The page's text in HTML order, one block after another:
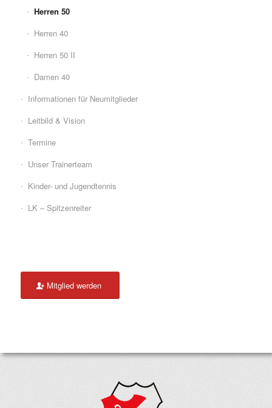
Herren 50
Herren 40
Herren 50 II
Damen 40
Informationen für Neumitglieder
Leitbild & Vision
Termine
Unser Trainerteam
Kinder- und Jugendtennis
LK – Spitzenreiter
Mitglied werden